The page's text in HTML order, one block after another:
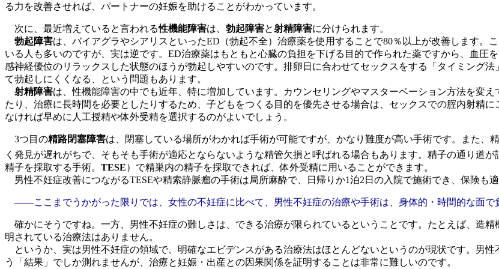
る力を改善させれば、パートナーの妊娠を助けることがわかっています。
次に、最近増えていると言われる性機能障害は、 勃起障害と射精障害に分けられます。
勃起障害は、バイアグラやシアリスといったED（勃起不全）治療薬を使用することで80％以上が改善します。
いる人も多いのですが、実は逆です。ED治療薬はもともと心臓の負担を下げる目的で作られた薬ですから、血圧
感神経優位のリラックスした状態のほうが勃起しやすいのです。排卵日に合わせてセックスをする
「タイミング法」
て勃起しにくくなる、という問題もあります。
射精障害は、性機能障害の中でも近年、特に増加しています。カウンセリングやマスターベーション方法を変
たり、治療に長時間を必要としたりするため、子どもをつくる目的を優先させる場合は、セックスでの腟内射精
なければ早めに人工授精や体外受精を選択するのがよいでしょう。
3つ目の精路閉塞障害は、閉塞している場所がわかれば手術が可能ですが、かなり難度が高い手術です。また
く発見が遅れがちで、そもそも手術が適応とならないような精管欠損と呼ばれる場合もあります。精子の通り道が
精子を採取する手術。 TESE）で精巣内の精子を採取できれば、体外受精に用いることができます。
男性不妊症改善につながるTESEや精索静脈瘤の手術は局所麻酔で、日帰りか1泊2日の入院で施術でき、保険も適
――ここまでうかがった限りでは、女性の不妊症に比べて、男性不妊症の治療や手術は、身体的・時間的な面で
確かにそうですね。一方、男性不妊症の難しさは、できる治療が限られているということです。たとえば、造
明されている治療法はありません。
というか、実は男性不妊症の領域で、明確なエビデンスがある治療法はほとんどないというのが現状です。男
う「結果」でしか測れませんが、治療と妊娠・出産との因果関係を証明することは非常に難しいのです。